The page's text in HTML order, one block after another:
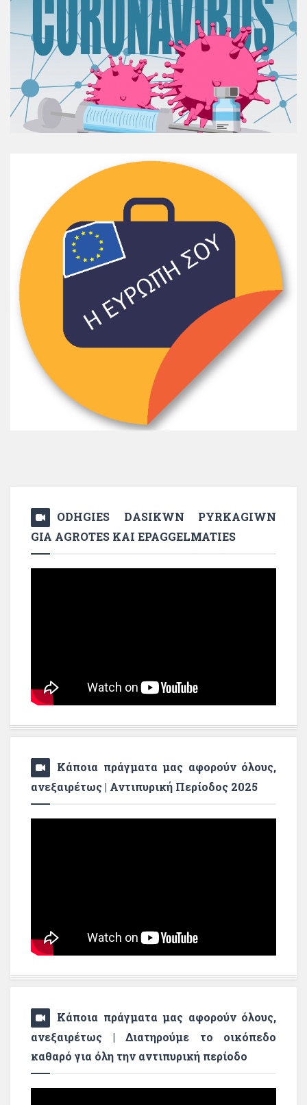
ODHGIES DASIKWN PYRKAGIWN
GIA AGROTES KAI EPAGGELMATIES
Κάποια πράγματα μας αφορούν όλους,
ανεξαιρέτως | Αντιπυρική Περίοδος 2025
Κάποια πράγματα μας αφορούν όλους,
ανεξαιρέτως | Διατηρούμε το οικόπεδο
καθαρό για όλη την αντιπυρική περίοδο